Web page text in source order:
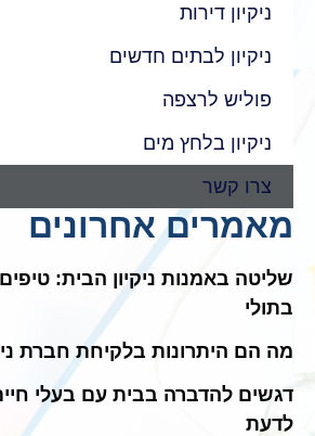
ניקיון דירות
ניקיון לבתים חדשים
פוליש לרצפה
ניקיון בלחץ מים
צרו קשר
מאמרים אחרונים
שליטה באמנות ניקיון הבית:
בתולי
מה הם היתרונות בלקיחת חברת
דגשים להדברה בבית עם בעלי
לדעת